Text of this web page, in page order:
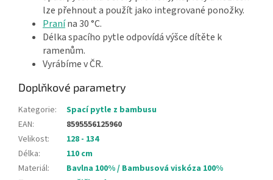
lze přehnout a použít jako integrované ponožky.
Pranína 30 °C.
Délka spacího pytle odpovídá výšce dítěte k
ramenům.
Vyrábíme v ČR.
Doplňkové parametry
Kategorie:
Spací pytle z bambusu
EAN:
8595556125960
Velikost:
128 - 134
Délka:
110 cm
Materiál:
Bavlna 100% / Bambusová viskóza 100%